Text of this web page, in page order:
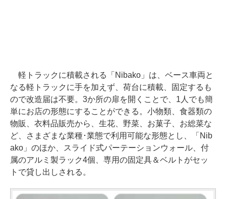
軽トラックに積載される「Nibako」は、ベース車両と
なる軽トラックに手を加えず、荷台に積載、固定するも
ので改造届は不要。3か所の扉を開くことで、1人でも簡
単にお店の形態にすることができる。小物類、食器類の
物販、衣料品販売から、生花、野菜、お菓子、お総菜な
ど、さまざまな業種･業態で利用可能な形態とし、「Nib
ako」のほか、スライド式パーテーションウォール、付
属のアルミ製ラック4個、専用の固定具＆ベルトがセッ
トで貸し出しされる。